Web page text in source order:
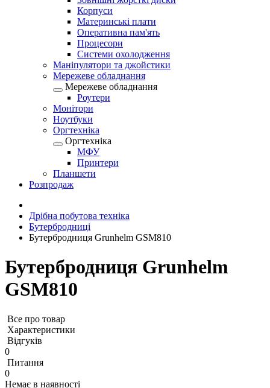
Корпуси
Материнські плати
Оперативна пам'ять
Процесори
Системи охолодження
Маніпулятори та джойстики
Мережеве обладнання
Мережеве обладнання
Роутери
Монітори
Ноутбуки
Оргтехніка
Оргтехніка
МФУ
Принтери
Планшети
Розпродаж
Дрібна побутова техніка
Бутербродниці
Бутербродниця Grunhelm GSM810
Бутербродниця Grunhelm
GSM810
Все про товар
Характеристики
Відгуків
0
Питання
0
Немає в наявності